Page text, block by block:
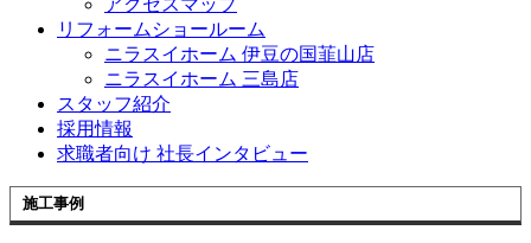
アクセスマップ
リフォームショールーム
ニラスイホーム 伊豆の国韮山店
ニラスイホーム 三島店
スタッフ紹介
採用情報
求職者向け 社長インタビュー
施工事例